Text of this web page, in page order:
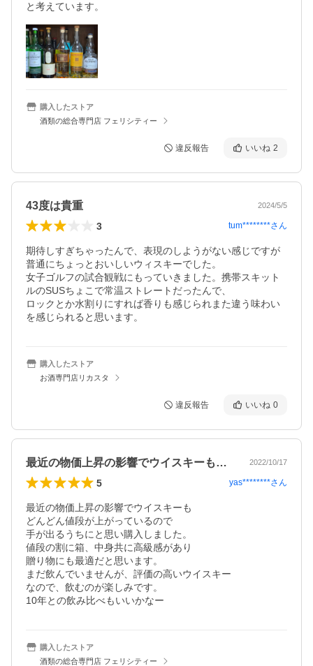
と考えています。
購入したストア
酒類の総合専門店 フェリシティー
違反報告 いいね 2
43度は貴重 2024/5/5
3 tum********さん
期待しすぎちゃったんで、表現のしようがない感じですが
普通にちょっとおいしいウィスキーでした。
女子ゴルフの試合観戦にもっていきました。携帯スキット
ルのSUSちょこで常温ストレートだったんで、
ロックとか水割りにすれば香りも感じられまた違う味わい
を感じられると思います。
購入したストア
お酒専門店リカスタ
違反報告 いいね 0
最近の物価上昇の影響でウイスキーもどん… 2022/10/17
5 yas********さん
最近の物価上昇の影響でウイスキーも
どんどん値段が上がっているので
手が出るうちにと思い購入しました。
値段の割に箱、中身共に高級感があり
贈り物にも最適だと思います。
まだ飲んでいませんが、評価の高いウイスキー
なので、飲むのが楽しみです。
10年との飲み比べもいいかなー
購入したストア
酒類の総合専門店 フェリシティー